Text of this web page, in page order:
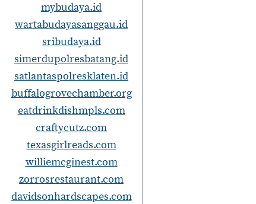
mybudaya.id
wartabudayasanggau.id
sribudaya.id
simerdupolresbatang.id
satlantaspolresklaten.id
buffalogrovechamber.org
eatdrinkdishmpls.com
craftycutz.com
texasgirlreads.com
williemcginest.com
zorrosrestaurant.com
davidsonhardscapes.com